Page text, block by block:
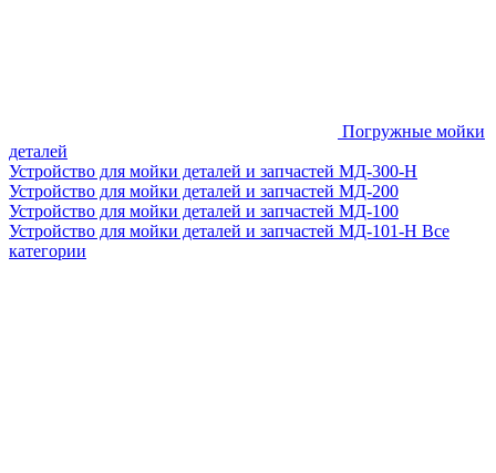
Погружные мойки
деталей
Устройство для мойки деталей и запчастей МД-300-H
Устройство для мойки деталей и запчастей МД-200
Устройство для мойки деталей и запчастей МД-100
Устройство для мойки деталей и запчастей МД-101-Н Все
категории